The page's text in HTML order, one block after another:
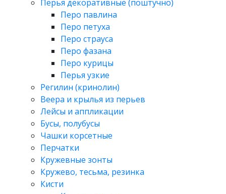
Перья декоративные (поштучно)
Перо павлина
Перо петуха
Перо страуса
Перо фазана
Перо курицы
Перья узкие
Регилин (кринолин)
Веера и крылья из перьев
Лейсы и аппликации
Бусы, полубусы
Чашки корсетные
Перчатки
Кружевные зонты
Кружево, тесьма, резинка
Кисти